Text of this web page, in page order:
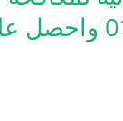
01000200658